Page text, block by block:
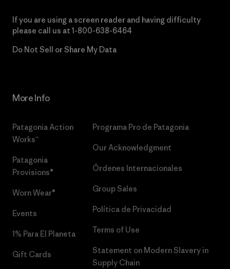
If you are using a screen reader and having difficulty
please call us at 1-800-638-6464
Do Not Sell or Share My Data
More Info
Patagonia Action
Works™
Patagonia
Provisions®
Worn Wear®
Events
1% Para El Planeta
Gift Cards
Programa Pro de Patagonia
Our Acknowledgment
Órdenes Internacionales
Group Sales
Política de Privacidad
Terms of Use
Statement on Modern Slavery in
Supply Chain